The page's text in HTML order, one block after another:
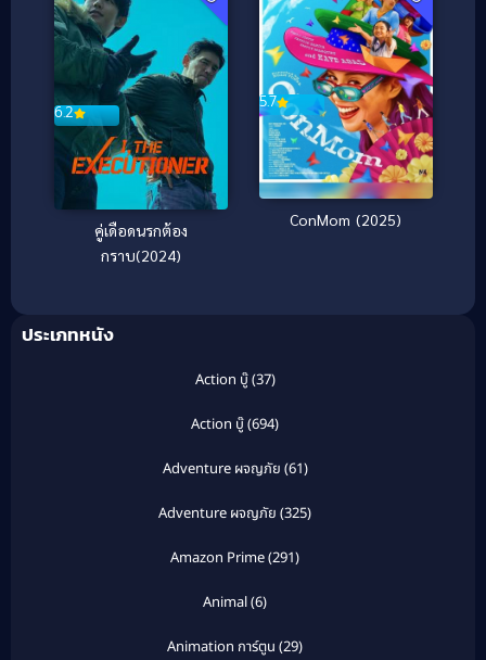
6.2
คู่เดือดนรกต้อง
กราบ(2024)
5.7
ConMom (2025)
ประเภทหนัง
Action บู๊(37)
Action บู๊(694)
Adventure ผจญภัย (61)
Adventure ผจญภัย (325)
Amazon Prime(291)
Animal(6)
Animation การ์ตูน (29)